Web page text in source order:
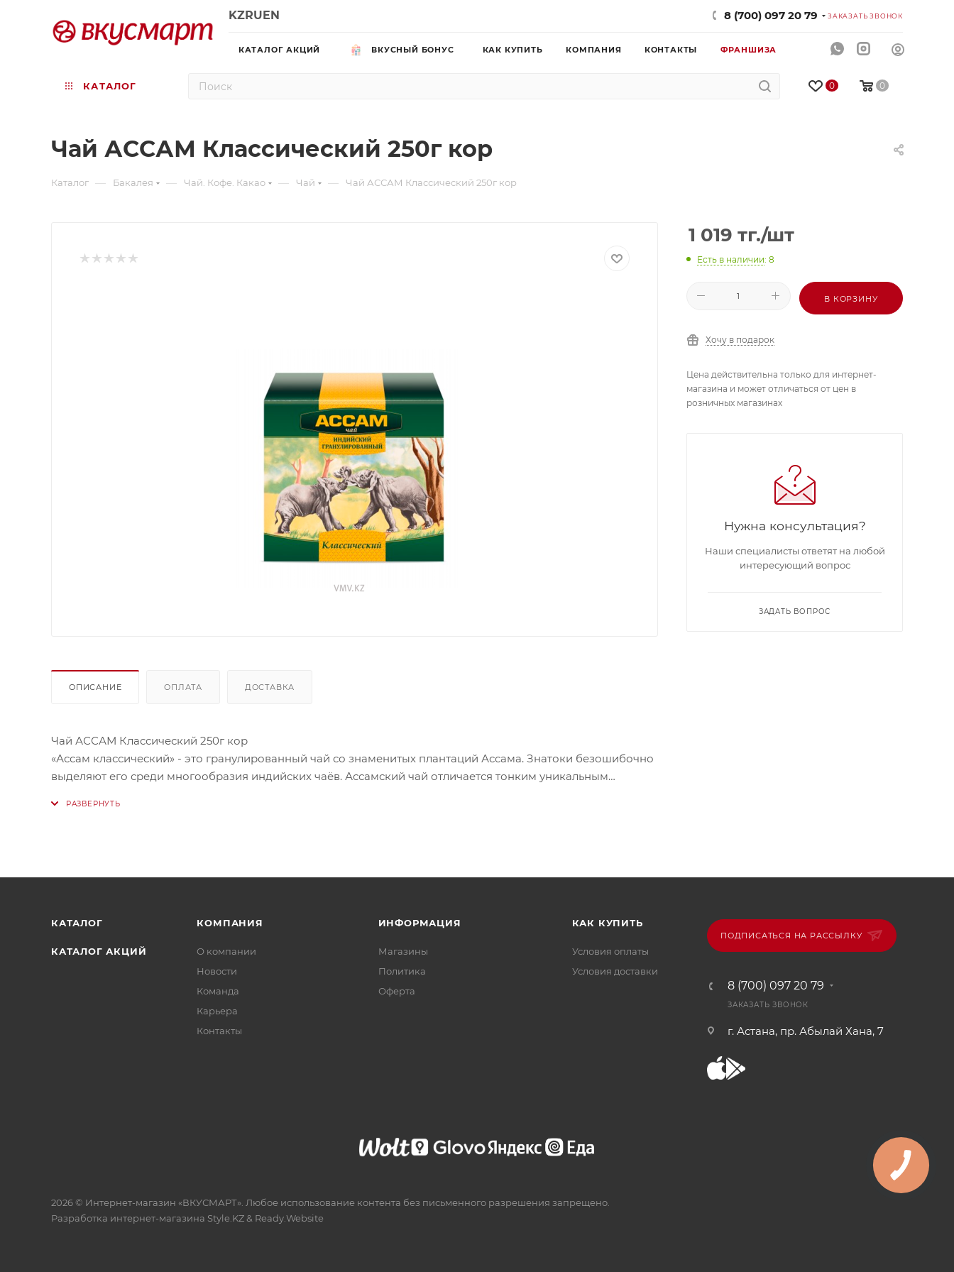
KZRUEN 8 (700) 097 20 79 ЗАКАЗАТЬ ЗВОНОК
КАТАЛОГ АКЦИЙ ВКУСНЫЙ БОНУС КАК КУПИТЬ КОМПАНИЯ КОНТАКТЫ ФРАНШИЗА
0 0
КАТАЛОГ
Чай АССАМ Классический 250г кор
Каталог — Бакалея — Чай. Кофе. Какао — Чай — Чай АССАМ Классический 250г кор
ОПИСАНИЕ ОПЛАТА ДОСТАВКА
Чай АССАМ Классический 250г кор
«Ассам классический» - это гранулированный чай со знаменитых плантаций Ассама. Знатоки безошибочно
выделяют его среди многообразия индийских чаёв. Ассамский чай отличается тонким уникальным
1 019 тг./шт
Есть в наличии: 8
В КОРЗИНУ
Хочу в подарок
Цена действительна только для интернет-
магазина и может отличаться от цен в
розничных магазинах
Нужна консультация?
Наши специалисты ответят на любой
интересующий вопрос
ЗАДАТЬ ВОПРОС
КАТАЛОГ
КАТАЛОГ АКЦИЙ
КОМПАНИЯ
О компании
Новости
Команда
Карьера
Контакты
ИНФОРМАЦИЯ
Магазины
Политика
Офертa
КАК КУПИТЬ
Условия оплаты
Условия доставки
ПОДПИСАТЬСЯ НА РАССЫЛКУ
8 (700) 097 20 79
ЗАКАЗАТЬ ЗВОНОК
г. Астана, пр. Абылай Хана, 7
2026 © Интернет-магазин «ВКУСМАРТ». Любое использование контента без письменного разрешения запрещено.
Разработка интернет-магазина Style.KZ& Ready.Website